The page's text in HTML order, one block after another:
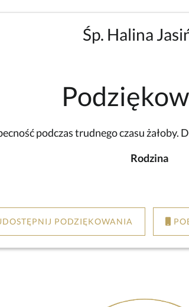
Śp. Halina
podczas trudnego czasu
Rodzina
PODZIĘKOWANIA